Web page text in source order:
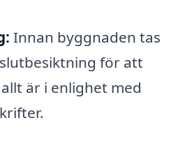
Innan byggnaden tas
för att
är i enlighet med